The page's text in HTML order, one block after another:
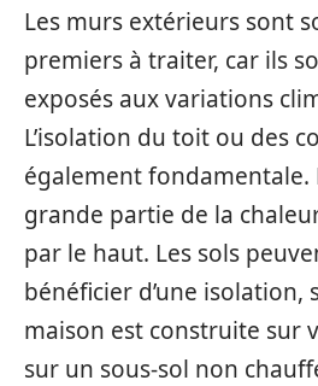
Les murs extérieurs sont
premiers à traiter, car ils
exposés aux variations
L’isolation du toit ou des
également fondamentale.
grande partie de la
par le haut. Les sols
bénéficier d’une
maison est construite sur
sur un sous-sol non